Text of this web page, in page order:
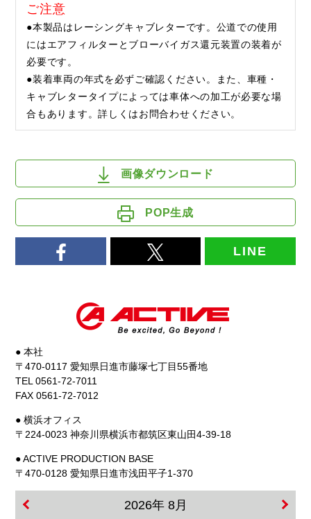
ご注意
●本製品はレーシングキャブレターです。公道での使用
にはエアフィルターとブローバイガス還元装置の装着が
必要です。
●装着車両の年式を必ずご確認ください。また、車種・
キャブレタータイプによっては車体への加工が必要な場
合もあります。詳しくはお問合わせください。
画像ダウンロード
POP生成
LINE
● 本社
〒470-0117 愛知県日進市藤塚七丁目55番地
TEL 0561-72-7011
FAX 0561-72-7012
● 横浜オフィス
〒224-0023 神奈川県横浜市都筑区東山田4-39-18
● ACTIVE PRODUCTION BASE
〒470-0128 愛知県日進市浅田平子1-370
2026年 8月